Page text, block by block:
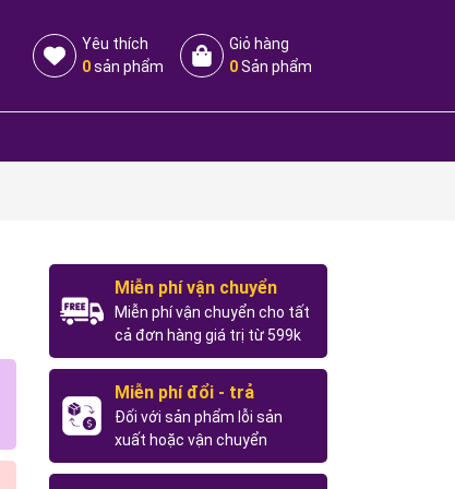
Yêu thích
0sản phẩm
Giỏ hàng
0Sản phẩm
Miễn phí vận chuyển
Miễn phí vận chuyển cho tất
cả đơn hàng giá trị từ 599k
Miễn phí đổi - trả
Đối với sản phẩm lỗi sản
xuất hoặc vận chuyển